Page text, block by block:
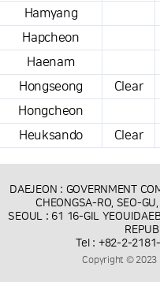
Hamyang
Hapcheon
Haenam
Hongseong
Clear
Hongcheon
Heuksando
Clear
DAEJEON : GOVERNMENT
CHEONGSA-RO, SEO-
SEOUL : 61 16-GIL
Tel : +82-2-
Copyright © 2023